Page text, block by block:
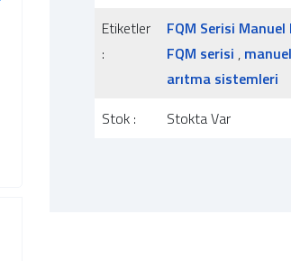
Etiketler
:
FQM Serisi
FQM serisi ,
arıtma sistemleri
Stok :
Stokta Var